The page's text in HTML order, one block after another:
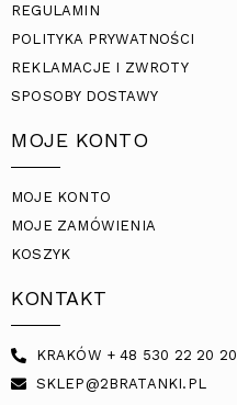
REGULAMIN
POLITYKA PRYWATNOŚCI
REKLAMACJE I ZWROTY
SPOSOBY DOSTAWY
MOJE KONTO
MOJE KONTO
MOJE ZAMÓWIENIA
KOSZYK
KONTAKT
KRAKÓW + 48 530 22 20 20
SKLEP@2BRATANKI.PL